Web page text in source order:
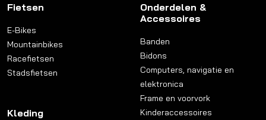
Fietsen
E-Bikes
Mountainbikes
Racefietsen
Stadsfietsen
Kleding
Onderdelen &
Accessoires
Banden
Bidons
Computers, navigatie en
elektronica
Frame en voorvork
Kinderaccessoires